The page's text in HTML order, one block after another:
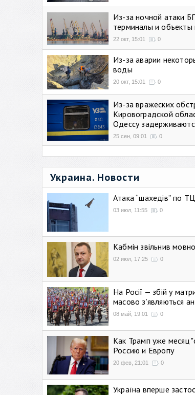
Из-за ночной атаки
терминалы и объекты
22 окт, 15:01 0
Из-за аварии
воды
20 окт, 15:01 0
Из-за вражеских
Кировоградской
Одессу
25 сен, 09:01 0
Украина. Новости
Атака “шахедів” по
03 июл, 11:55 0
Кабмін звільнив
02 июл, 17:25 0
На Росії — збій у
масово зʼявляються
08 май, 19:01 0
Как Трамп уже месяц
Россию и Европу
20 фев, 21:01 0
Україна вперше